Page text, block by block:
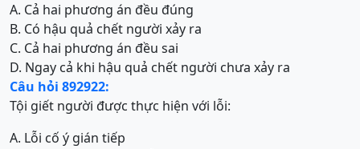
A. Cả hai phương án đều đúng
B. Có hậu quả chết người xảy ra
C. Cả hai phương án đều sai
D. Ngay cả khi hậu quả chết người chưa xảy ra
Câu hỏi 892922:
Tội giết người được thực hiện với lỗi:
A. Lỗi cố ý gián tiếp